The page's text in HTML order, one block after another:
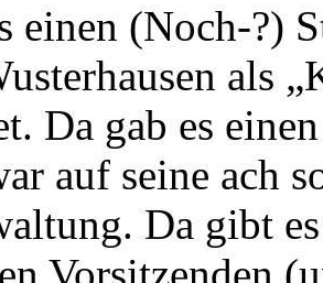
einen (Noch-?)
als
Da gab es
auf seine ach
Da gibt
Vorsitzenden